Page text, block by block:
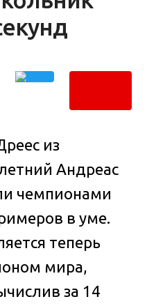
из
Андреас
чемпионами
в уме.
теперь
мира,
за 14